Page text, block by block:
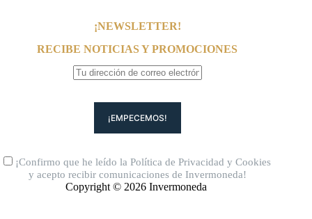
¡NEWSLETTER!
RECIBE NOTICIAS Y PROMOCIONES
¡Confirmo que he leído laPolítica de Privacidad yCookies
y acepto recibir comunicaciones de Invermoneda!
Copyright © 2026 Invermoneda